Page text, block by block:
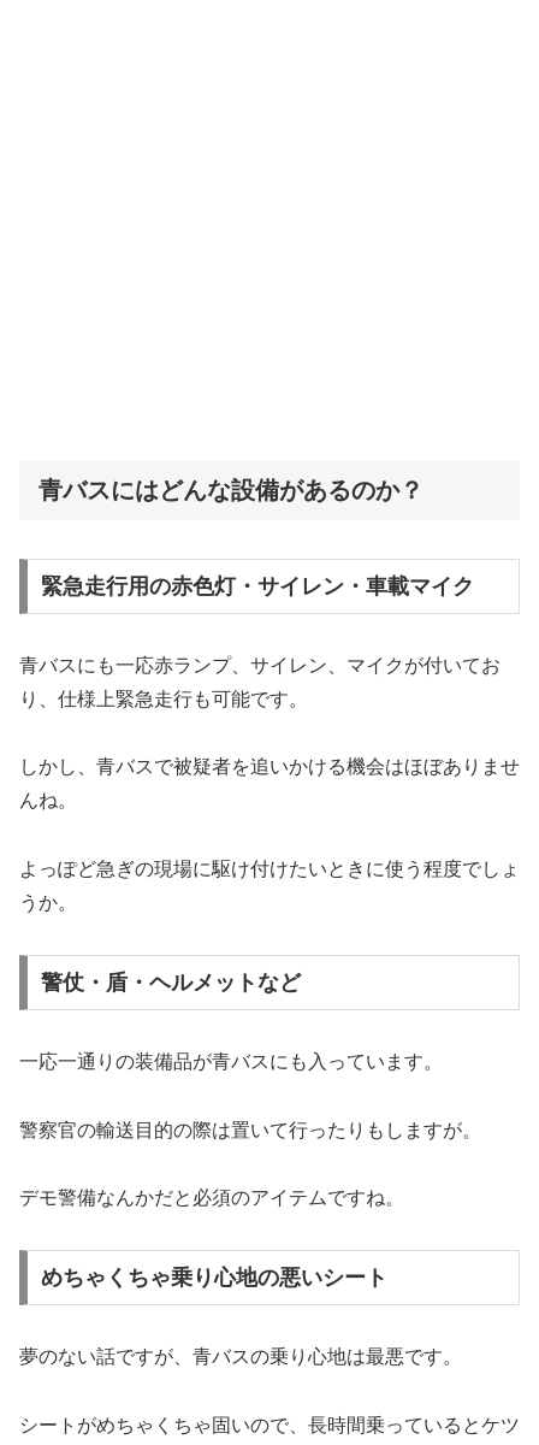
青バスにはどんな設備があるのか？
緊急走行用の赤色灯・サイレン・車載マイク
青バスにも一応赤ランプ、サイレン、マイクが付いてお
り、仕様上緊急走行も可能です。
しかし、青バスで被疑者を追いかける機会はほぼありませ
んね。
よっぽど急ぎの現場に駆け付けたいときに使う程度でしょ
うか。
警仗・盾・ヘルメットなど
一応一通りの装備品が青バスにも入っています。
警察官の輸送目的の際は置いて行ったりもしますが。
デモ警備なんかだと必須のアイテムですね。
めちゃくちゃ乗り心地の悪いシート
夢のない話ですが、青バスの乗り心地は最悪です。
シートがめちゃくちゃ固いので、長時間乗っているとケツ